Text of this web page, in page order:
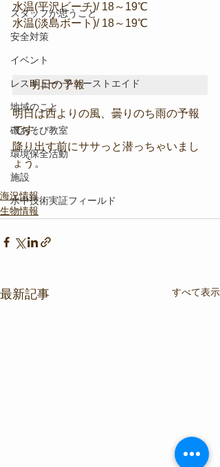
スタッフが思うこと
安全対策
イベント
レスキュー･ファーストエイド
地域のこと
磯あそび教室
環境保全活動
施設
水中技術実証フィールド
水温(平沢ビーチ)/ 18～19℃
水温(淡島ボート)/ 18～19℃
明日の予報
明日は西よりの風、曇りのち雨の予報
です。
降り出す前にササっと潜っちゃいまし
ょう。
海況情報
生物情報
最新記事 すべて表示